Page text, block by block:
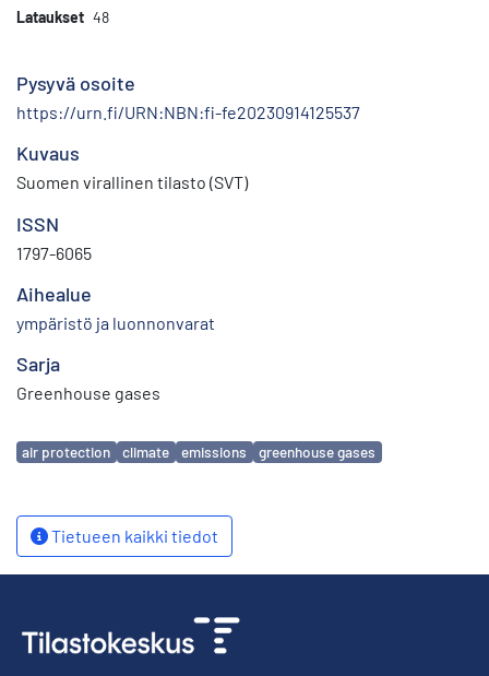
Lataukset 48
Pysyvä osoite
https://urn.fi/URN:NBN:fi-fe20230914125537
Kuvaus
Suomen virallinen tilasto (SVT)
ISSN
1797-6065
Aihealue
ympäristö ja luonnonvarat
Sarja
Greenhouse gases
Avainsanat
air protection climate emissions greenhouse gases
Tietueen kaikki tiedot